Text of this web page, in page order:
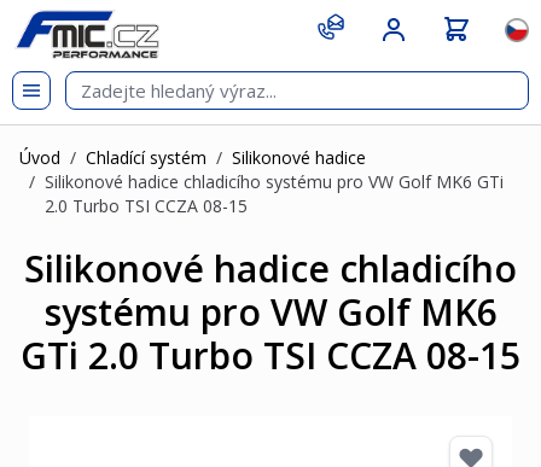
Přejít na obsah
git s
Úvod / Chladící systém / Silikonové hadice
/ Silikonové hadice chladicího systému pro VW Golf MK6 GTi
2.0 Turbo TSI CCZA 08-15
Silikonové hadice chladicího
systému pro VW Golf MK6
GTi 2.0 Turbo TSI CCZA 08-15